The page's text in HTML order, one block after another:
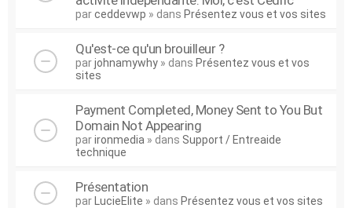
parceddevwp » dans Présentez vous et vos sites
Qu'est-ce qu'un brouilleur ?
parjohnamywhy » dans Présentez vous et vos
sites
Payment Completed, Money Sent to You But
Domain Not Appearing
parironmedia » dans Support / Entreaide
technique
Présentation
par LucieElite » dans Présentez vous et vos sites